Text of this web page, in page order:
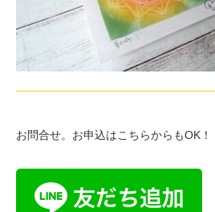
お問合せ。お申込はこちらからもOK！